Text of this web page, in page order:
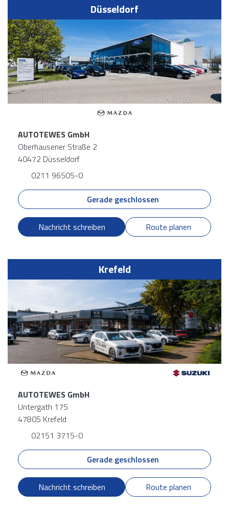
Düsseldorf
AUTOTEWES GmbH
Oberhausener Straße 2
40472 Düsseldorf
0211 96505-0
Gerade geschlossen
Nachricht schreiben Route planen
Krefeld
AUTOTEWES GmbH
Untergath 175
47805 Krefeld
02151 3715-0
Gerade geschlossen
Nachricht schreiben Route planen